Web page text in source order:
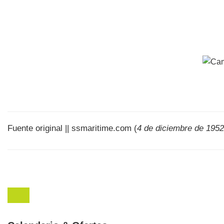
Fuente original || ssmaritime.com (4 de diciembre de 1952